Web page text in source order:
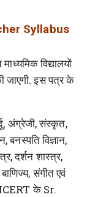
Syllabus
विद्यालयों
जाएगी. इस पत्र के
अंग्रेजी, संस्कृत,
बनस्पति विज्ञान,
दर्शन शास्त्र,
बाणिज्य, संगीत एवं
के Sr.